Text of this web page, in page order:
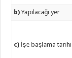
b) Yapılacağı yer
c) İşe başlama tarihi